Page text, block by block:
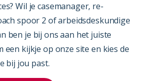
Wil je casemanager, re-
spoor 2 of arbeidsdeskundige
ben je bij ons aan het juiste
een kijkje op onze site en kies de
bij jou past.